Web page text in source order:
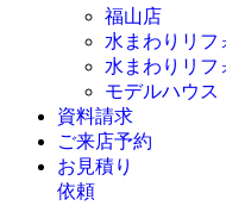
福山店
水まわりリフ
水まわりリフ
モデルハウス
資料請求
ご来店予約
お見積り
依頼